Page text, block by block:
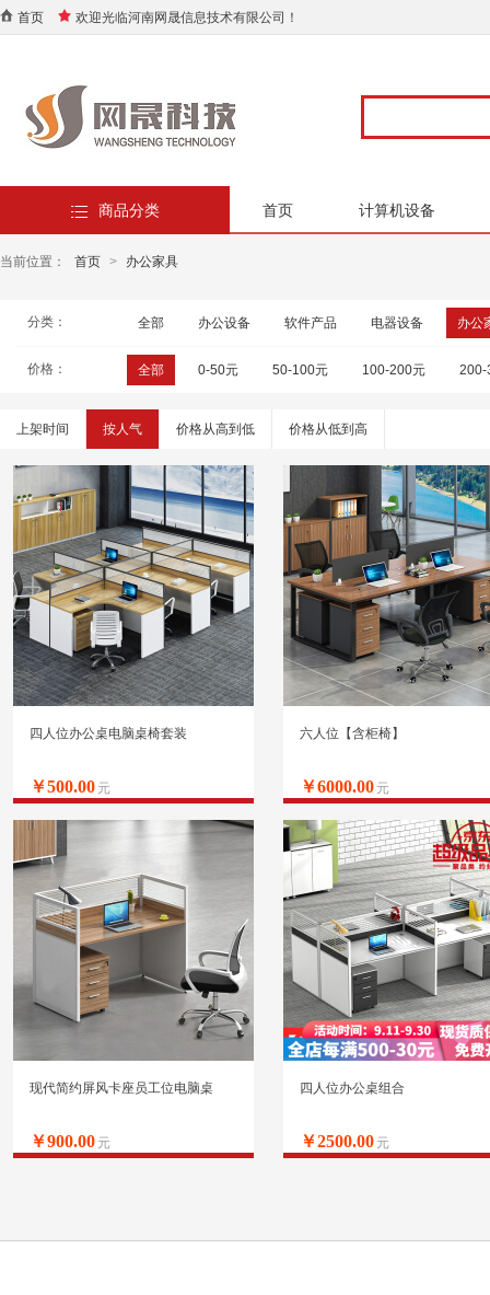
首页 欢迎光临河南网晟信息技术有限公司！
商品分类 首页 计算机设备
当前位置： 首页 > 办公家具
分类： 全部 办公设备 软件产品 电器设备 办公
价格： 全部 0-50元 50-100元 100-200元 200-
上架时间 按人气 价格从高到低 价格从低到高
四人位办公桌电脑桌椅套装
￥500.00 元
六人位【含柜椅】
￥6000.00 元
现代简约屏风卡座员工位电脑桌
￥900.00 元
四人位办公桌组合
￥2500.00 元